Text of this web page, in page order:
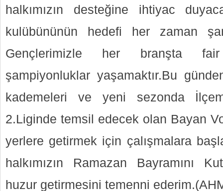
halkımızın desteğine ihtiyac
kulübününün hedefi her zaman
Gençlerimizle her branşta
şampiyonluklar yaşamaktır.Bu
kademeleri ve yeni sezonda
2.Liginde temsil edecek olan Bayan
yerlere getirmek için çalışmalara
halkımızın Ramazan Bayramını
huzur getirmesini temenni